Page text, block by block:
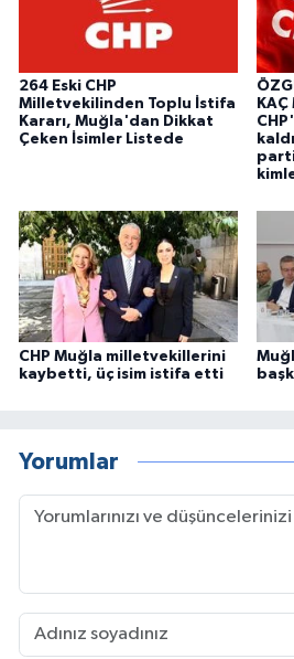
264 Eski CHP
Milletvekilinden Toplu İstifa
Kararı, Muğla'dan Dikkat
Çeken İsimler Listede
KAÇ
CHP Muğla milletvekillerini
kaybetti, üç isim istifa etti
Yorumlar